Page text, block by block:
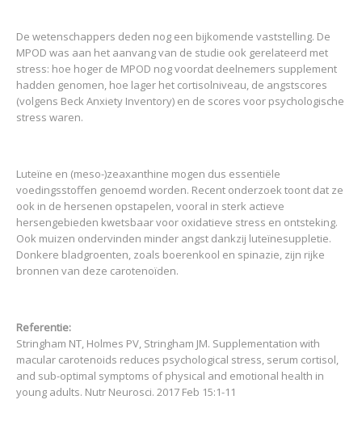
De wetenschappers deden nog een bijkomende vaststelling. De
MPOD was aan het aanvang van de studie ook gerelateerd met
stress: hoe hoger de MPOD nog voordat deelnemers supplement
hadden genomen, hoe lager het cortisolniveau, de angstscores
(volgens Beck Anxiety Inventory) en de scores voor psychologische
stress waren.
Luteïne en (meso-)zeaxanthine mogen dus essentiële
voedingsstoffen genoemd worden. Recent onderzoek toont dat ze
ook in de hersenen opstapelen, vooral in sterk actieve
hersengebieden kwetsbaar voor oxidatieve stress en ontsteking.
Ook muizen ondervinden minder angst dankzij luteïnesuppletie.
Donkere bladgroenten, zoals boerenkool en spinazie, zijn rijke
bronnen van deze carotenoïden.
Referentie:
Stringham NT, Holmes PV, Stringham JM. Supplementation with
macular carotenoids reduces psychological stress, serum cortisol,
and sub-optimal symptoms of physical and emotional health in
young adults. Nutr Neurosci. 2017 Feb 15:1-11